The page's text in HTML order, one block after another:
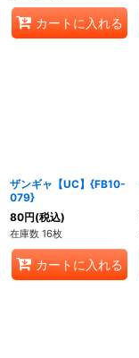
カートに入れる
ザンギャ【UC】{FB10-
079}
80円(税込)
在庫数 16枚
カートに入れる